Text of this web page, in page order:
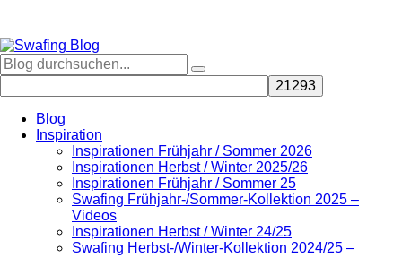
Blog
Inspiration
Inspirationen Frühjahr / Sommer 2026
Inspirationen Herbst / Winter 2025/26
Inspirationen Frühjahr / Sommer 25
Swafing Frühjahr-/Sommer-Kollektion 2025 –
Videos
Inspirationen Herbst / Winter 24/25
Swafing Herbst-/Winter-Kollektion 2024/25 –